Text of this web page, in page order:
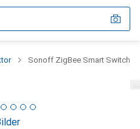
Sonoff ZigBee Smart Switch